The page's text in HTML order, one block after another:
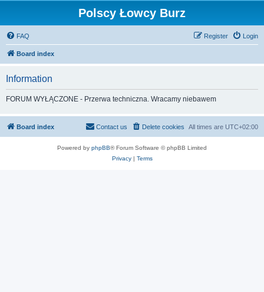
Polscy Łowcy Burz
FAQ Login
Register
Board index
Information
FORUM WYŁĄCZONE - Przerwa techniczna. Wracamy niebawem
Board index All times are UTC+02:00
Delete cookies
Contact us
Powered by phpBB® Forum Software © phpBB Limited
Privacy| Terms